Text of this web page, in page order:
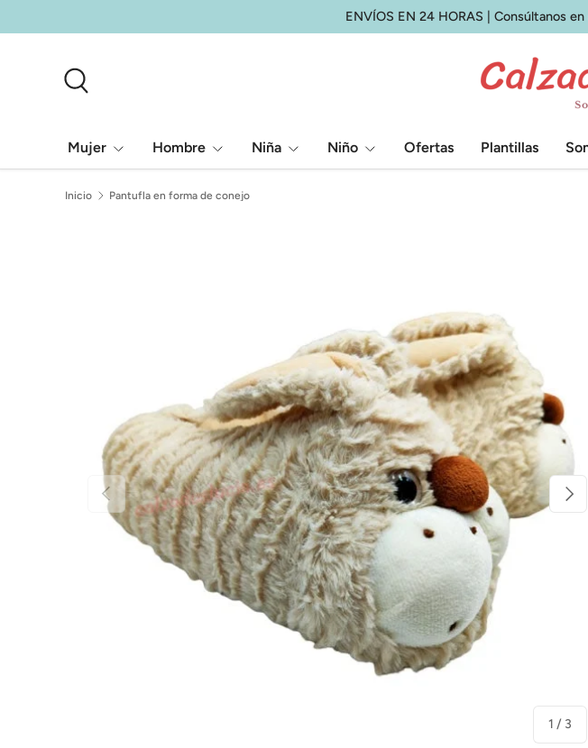
Ir al contenido
ENVÍOS EN 24 HORAS | Consúltanos
Mujer Hombre Niña Niño Ofertas Plantillas
Inicio Pantufla en forma de conejo
Anterior
1 / de
3